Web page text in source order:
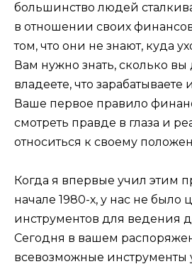
большинство людей
в отношении своих
том, что они не знают, куда
Вам нужно знать, сколько
владеете, что зарабатываете
Ваше первое правило
смотреть правде в глаза и
относиться к своему
Когда я впервые учил этим
начале 1980-х, у нас не было
инструментов для ведения
Сегодня в вашем
всевозможные инструменты